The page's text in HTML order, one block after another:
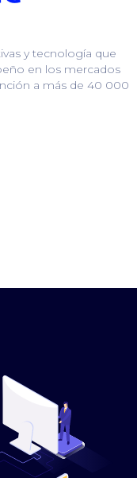
y tecnología que
en los mercados
a más de 40 000